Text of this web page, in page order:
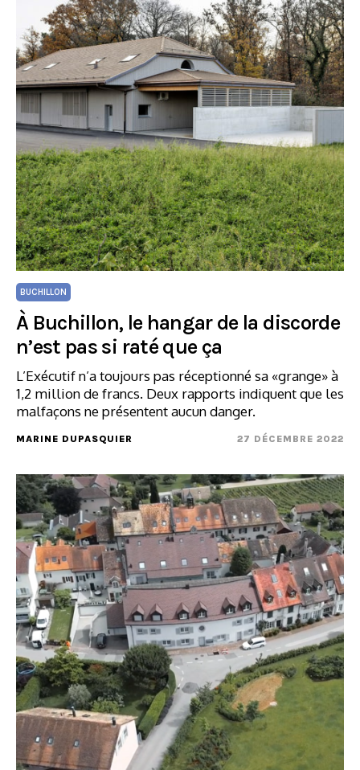
BUCHILLON
À Buchillon, le hangar de la discorde
n’est pas si raté que ça
L’Exécutif n’a toujours pas réceptionné sa «grange» à
1,2 million de francs. Deux rapports indiquent que les
malfaçons ne présentent aucun danger.
MARINE DUPASQUIER 27 DÉCEMBRE 2022